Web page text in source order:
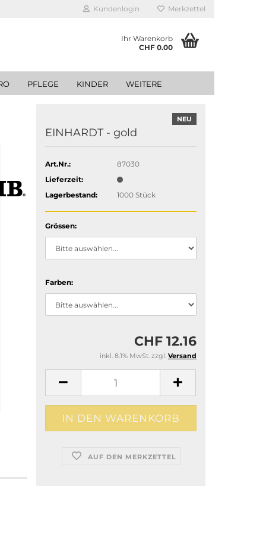
Kundenlogin Merkzettel
Ihr Warenkorb
CHF 0.00
PFLEGE KINDER WEITERE
NEU
EINHARDT - gold
Art.Nr.:
87030
Lieferzeit:
Lagerbestand:
1000Stück
Grössen:
Farben:
CHF 12.16
inkl. 8.1% MwSt. zzgl. Versand
AUF DEN MERKZETTEL